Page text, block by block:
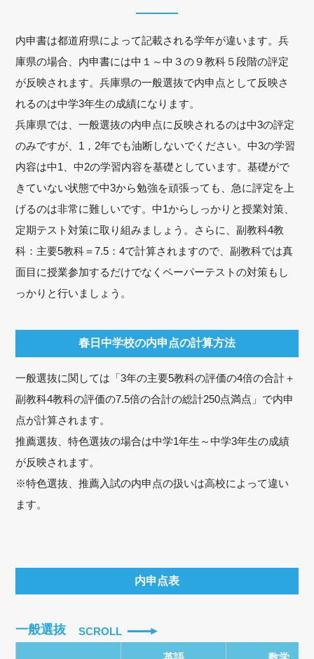
内申書は都道府県によって記載される学年が違います。兵
庫県の場合、内申書には中１～中３の９教科５段階の評定
が反映されます。兵庫県の一般選抜で内申点として反映さ
れるのは中学3年生の成績になります。
兵庫県では、一般選抜の内申点に反映されるのは中3の評定
のみですが、1，2年でも油断しないでください。中3の学習
内容は中1、中2の学習内容を基礎としています。基礎がで
きていない状態で中3から勉強を頑張っても、急に評定を上
げるのは非常に難しいです。中1からしっかりと授業対策、
定期テスト対策に取り組みましょう。さらに、副教科4教
科：主要5教科＝7.5：4で計算されますので、副教科では真
面目に授業参加するだけでなくペーパーテストの対策もし
っかりと行いましょう。
春日中学校の内申点の計算方法
一般選抜に関しては「3年の主要5教科の評価の4倍の合計＋
副教科4教科の評価の7.5倍の合計の総計250点満点」で内申
点が計算されます。
推薦選抜、特色選抜の場合は中学1年生～中学3年生の成績
が反映されます。
※特色選抜、推薦入試の内申点の扱いは高校によって違い
ます。
内申点表
一般選抜 SCROLL